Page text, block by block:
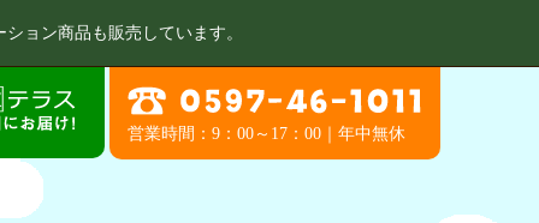
ョン商品も販売しています。
営業時間：9：00～17：00｜年中無休